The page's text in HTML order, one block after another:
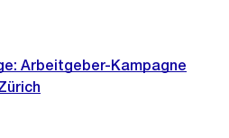
Arbeitgeber-Kampagne